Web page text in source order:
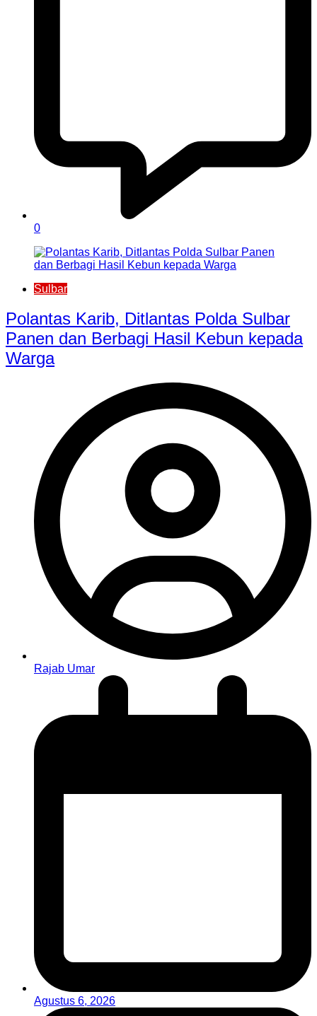
0
Sulbar
Polantas Karib, Ditlantas Polda Sulbar
Panen dan Berbagi Hasil Kebun kepada
Warga
Rajab Umar
Agustus 6, 2026